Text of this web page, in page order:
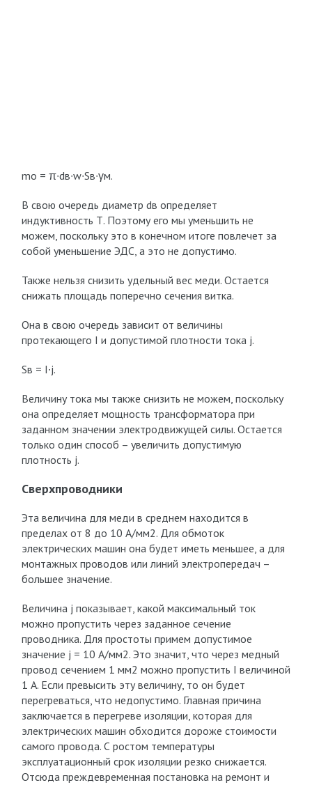
mо = π∙dв∙w∙Sв∙γм.
В свою очередь диаметр dв определяет
индуктивность Т. Поэтому его мы уменьшить не
можем, поскольку это в конечном итоге повлечет за
собой уменьшение ЭДС, а это не допустимо.
Также нельзя снизить удельный вес меди. Остается
снижать площадь поперечно сечения витка.
Она в свою очередь зависит от величины
протекающего I и допустимой плотности тока j.
Sв = I∙j.
Величину тока мы также снизить не можем, поскольку
она определяет мощность трансформатора при
заданном значении электродвижущей силы. Остается
только один способ – увеличить допустимую
плотность j.
Сверхпроводники
Эта величина для меди в среднем находится в
пределах от 8 до 10 А/мм2. Для обмоток
электрических машин она будет иметь меньшее, а для
монтажных проводов или линий электропередач –
большее значение.
Величина j показывает, какой максимальный ток
можно пропустить через заданное сечение
проводника. Для простоты примем допустимое
значение j = 10 А/мм2. Это значит, что через медный
провод сечением 1 мм2 можно пропустить I величиной
1 А. Если превысить эту величину, то он будет
перегреваться, что недопустимо. Главная причина
заключается в перегреве изоляции, которая для
электрических машин обходится дороже стоимости
самого провода. С ростом температуры
эксплуатационный срок изоляции резко снижается.
Отсюда преждевременная постановка на ремонт и